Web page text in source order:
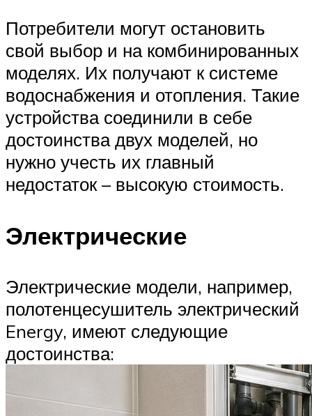
Потребители могут остановить
свой выбор и на комбинированных
моделях. Их получают к системе
водоснабжения и отопления. Такие
устройства соединили в себе
достоинства двух моделей, но
нужно учесть их главный
недостаток – высокую стоимость.
Электрические
Электрические модели, например,
полотенцесушитель электрический
Energy, имеют следующие
достоинства: